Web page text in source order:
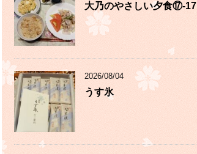
大乃のやさしい夕食⑰-17
2026/08/04
うす氷